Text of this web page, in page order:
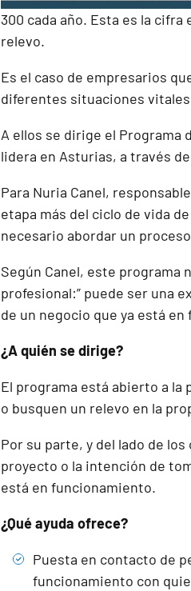
300 cada año. Esta es la
relevo.
Es el caso de empresarios
diferentes situaciones
A ellos se dirige el Programa
lidera en Asturias, a través
Para Nuria Canel,
etapa más del ciclo de vida
necesario abordar un
Según Canel, este programa
profesional:” puede ser una
de un negocio que ya está
¿A quién se dirige?
El programa está abierto a
o busquen un relevo en la
Por su parte, y del lado de
proyecto o la intención de
está en funcionamiento.
¿Qué ayuda ofrece?
Puesta en contacto de
funcionamiento con